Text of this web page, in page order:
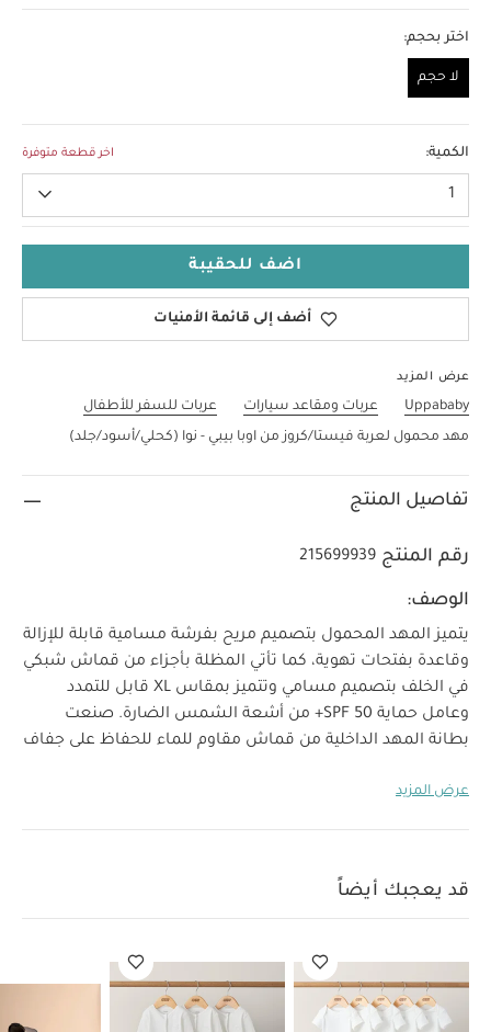
اختر بحجم:
لا حجم
الكمية: اخر قطعة متوفرة
1
اضف للحقيبة
أضف إلى قائمة الأمنيات
عرض المزيد
Uppababy عربات ومقاعد سيارات
عربات للسفر للأطفال
مهد محمول لعربة فيستا/كروز من اوبا بيبي - نوا (كحلي/أسود/جلد)
تفاصيل المنتج
رقم المنتج 215699939
الوصف:
يتميز المهد المحمول بتصميم مريح بفرشة مسامية قابلة للإزالة
وقاعدة بفتحات تهوية، كما تأتي المظلة بأجزاء من قماش شبكي
في الخلف بتصميم مسامي وتتميز بمقاس XL قابل للتمدد
وعامل حماية SPF 50+ من أشعة الشمس الضارة. صنعت
بطانة المهد الداخلية من قماش مقاوم للماء للحفاظ على جفاف
المحمول بسرعة وسهولة في الهيكل، ويمكن وضعه وإزالته بيد
كغم أو حتى بيدأ بالدفع بيديه وركبتيه.
في المهد المحمول بعربة الأطفال بفضل وضعية الاستلقاء
مكانًا آمناً للنوم في المساء. كل ما عليك هو تركيب المهد في
الحامل (متاح كملحق) وسينام طفلك كأنه في مهده الأساسي.
يتميز المهد المحمول بخصائص مريحة وعملية ووضعيات
عرض المزيد
قد يعجبك أيضاً